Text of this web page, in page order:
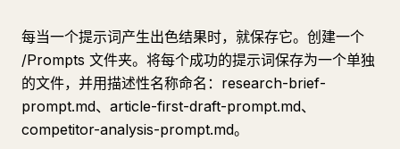
每当一个提示词产生出色结果时，就保存它。创建一个
/Prompts 文件夹。将每个成功的提示词保存为一个单独
的文件，并用描述性名称命名：research-brief-
prompt.md、article-first-draft-prompt.md、
competitor-analysis-prompt.md。